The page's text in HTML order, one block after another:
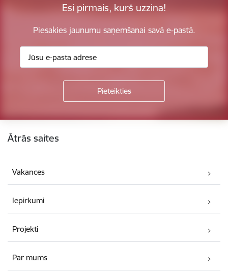
Esi pirmais, kurš uzzina!
Piesakies jaunumu saņemšanai savā e-pastā.
Ātrās saites
Vakances
Iepirkumi
Projekti
Par mums